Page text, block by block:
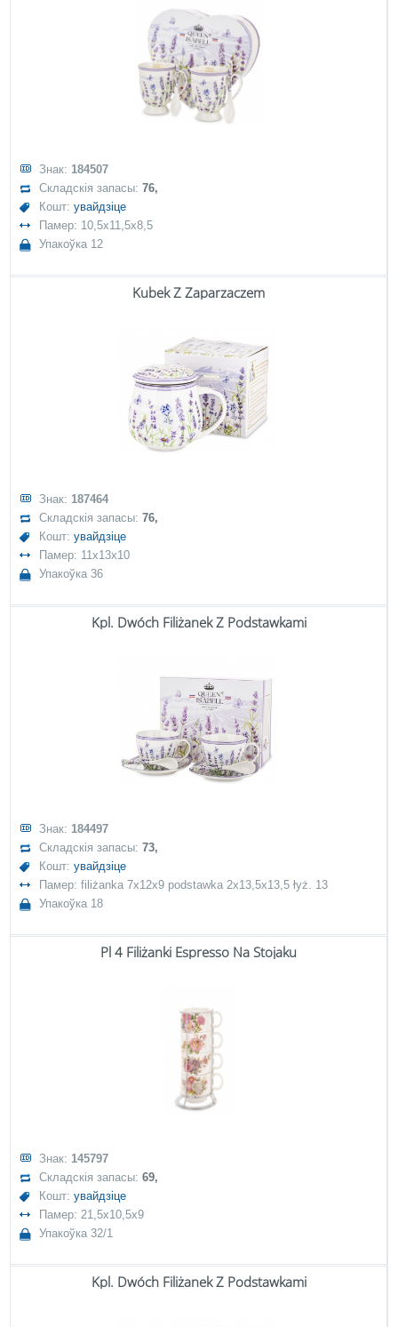
Знак: 184507
Складскія запасы:76,
Кошт:увайдзіце
Памер: 10,5x11,5x8,5
Упакоўка 12
Kubek Z Zaparzaczem
Знак: 187464
Складскія запасы:76,
Кошт:увайдзіце
Памер: 11x13x10
Упакоўка 36
Kpl. Dwóch Filiżanek Z Podstawkami
Знак: 184497
Складскія запасы:73,
Кошт:увайдзіце
Памер: filiżanka 7x12x9 podstawka 2x13,5x13,5 łyż. 13
Упакоўка 18
Pl 4 Filiżanki Espresso Na Stojaku
Знак: 145797
Складскія запасы:69,
Кошт:увайдзіце
Памер: 21,5x10,5x9
Упакоўка 32/1
Kpl. Dwóch Filiżanek Z Podstawkami